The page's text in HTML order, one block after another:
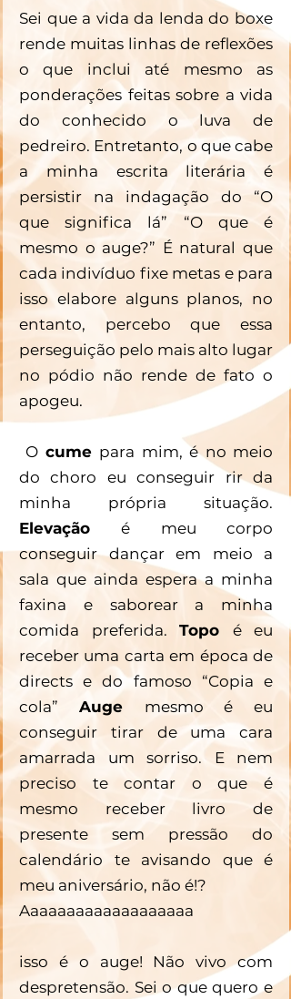
Sei que a vida da lenda do boxe
rende muitas linhas de reflexões
o que inclui até mesmo as
ponderações feitas sobre a vida
do conhecido o luva de
pedreiro. Entretanto, o que cabe
a minha escrita literária é
persistir na indagação do “O
que significa lá” “O que é
mesmo o auge?” É natural que
cada indivíduo fixe metas e para
isso elabore alguns planos, no
entanto, percebo que essa
perseguição pelo mais alto lugar
no pódio não rende de fato o
apogeu.
O cume para mim, é no meio
do choro eu conseguir rir da
Elevação é meu corpo
conseguir dançar em meio a
sala que ainda espera a minha
faxina e saborear a minha
comida preferida. Topo é eu
receber uma carta em época de
directs e do famoso “Copia e
cola” Auge mesmo é eu
conseguir tirar de uma cara
amarrada um sorriso. E nem
preciso te contar o que é
mesmo receber livro de
presente sem pressão do
calendário te avisando que é
meu aniversário, não é!?
Aaaaaaaaaaaaaaaaaaa
isso é o auge! Não vivo com
despretensão. Sei o que quero e